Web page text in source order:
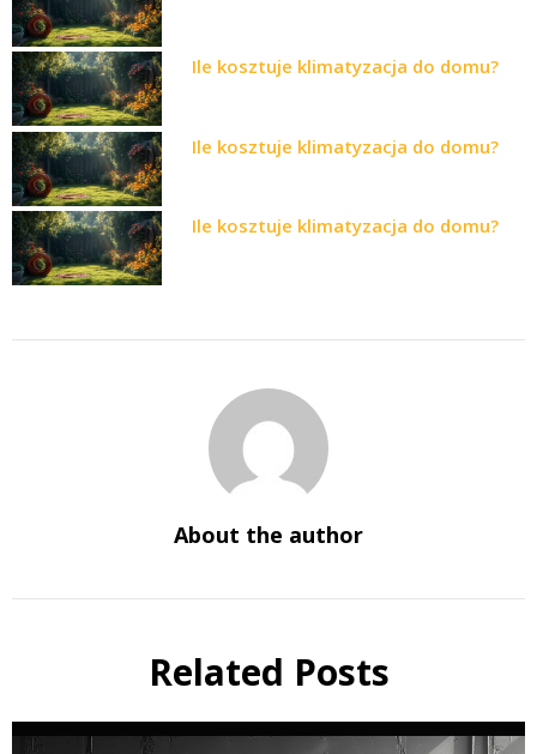
Ile kosztuje klimatyzacja do domu?
Ile kosztuje klimatyzacja do domu?
Ile kosztuje klimatyzacja do domu?
About the author
Related Posts